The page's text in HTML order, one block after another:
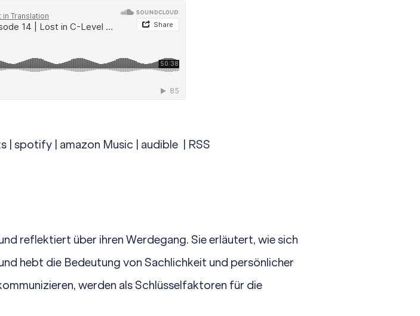
spotify amazon Music audible RSS
reflektiert über ihren Werdegang. Sie erläutert, wie sich
hebt die Bedeutung von Sachlichkeit und persönlicher
werden als Schlüsselfaktoren für die